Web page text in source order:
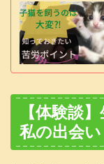
【体験談
私の出会い